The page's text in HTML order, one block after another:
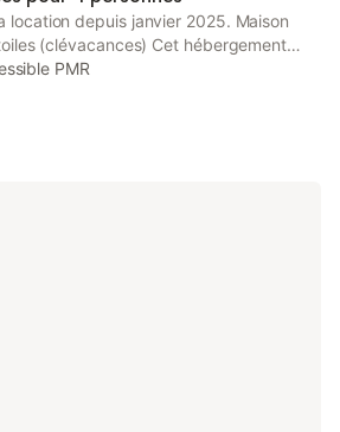
location depuis janvier 2025. Maison
(clévacances) Cet hébergement
familles ou 2 couples Places de
Logement se situe proche du
cœur de Plouay .20 min de Lorient 25
PMR